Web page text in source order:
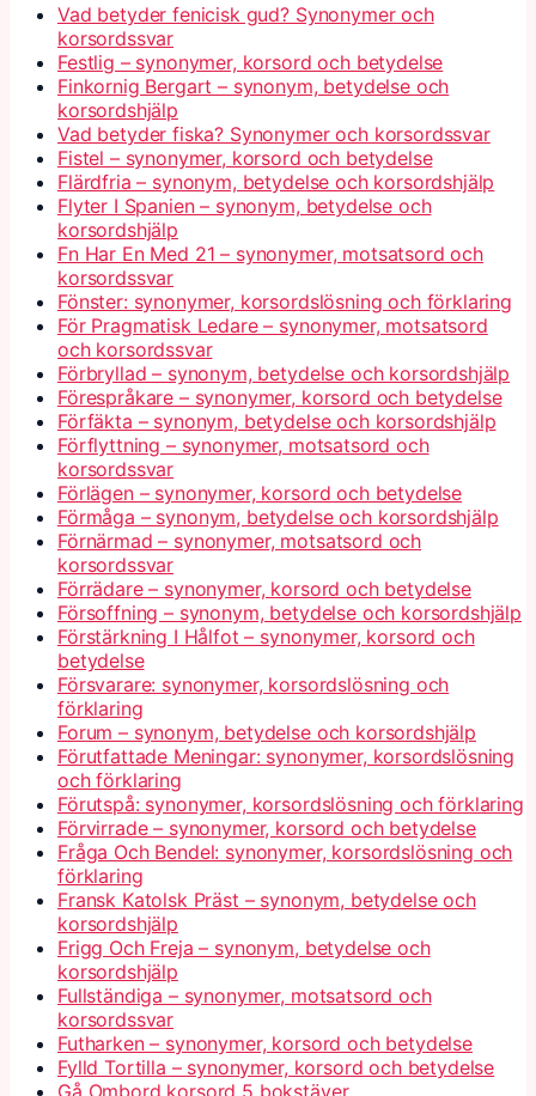
Vad betyder fenicisk gud? Synonymer och
korsordssvar
Festlig – synonymer, korsord och betydelse
Finkornig Bergart – synonym, betydelse och
korsordshjälp
Vad betyder fiska? Synonymer och korsordssvar
Fistel – synonymer, korsord och betydelse
Flärdfria – synonym, betydelse och korsordshjälp
Flyter I Spanien – synonym, betydelse och
korsordshjälp
Fn Har En Med 21 – synonymer, motsatsord och
korsordssvar
Fönster: synonymer, korsordslösning och förklaring
För Pragmatisk Ledare – synonymer, motsatsord
och korsordssvar
Förbryllad – synonym, betydelse och korsordshjälp
Förespråkare – synonymer, korsord och betydelse
Förfäkta – synonym, betydelse och korsordshjälp
Förflyttning – synonymer, motsatsord och
korsordssvar
Förlägen – synonymer, korsord och betydelse
Förmåga – synonym, betydelse och korsordshjälp
Förnärmad – synonymer, motsatsord och
korsordssvar
Förrädare – synonymer, korsord och betydelse
Försoffning – synonym, betydelse och korsordshjälp
Förstärkning I Hålfot – synonymer, korsord och
betydelse
Försvarare: synonymer, korsordslösning och
förklaring
Forum – synonym, betydelse och korsordshjälp
Förutfattade Meningar: synonymer, korsordslösning
och förklaring
Förutspå: synonymer, korsordslösning och förklaring
Förvirrade – synonymer, korsord och betydelse
Fråga Och Bendel: synonymer, korsordslösning och
förklaring
Fransk Katolsk Präst – synonym, betydelse och
korsordshjälp
Frigg Och Freja – synonym, betydelse och
korsordshjälp
Fullständiga – synonymer, motsatsord och
korsordssvar
Futharken – synonymer, korsord och betydelse
Fylld Tortilla – synonymer, korsord och betydelse
Gå Ombord korsord 5 bokstäver